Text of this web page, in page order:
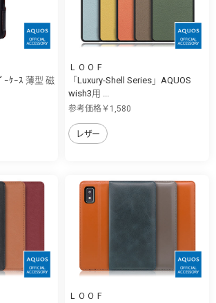
ｰｹｰｽ 薄型 磁
ＬＯＯＦ
「Luxury-Shell Series」AQUOS
wish3用 ...
参考価格￥1,580
レザー
ＬＯＯＦ